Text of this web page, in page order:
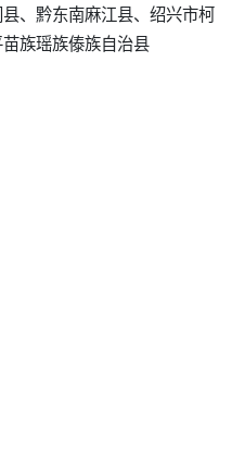
、黔东南麻江县、绍兴市柯
族瑶族傣族自治县